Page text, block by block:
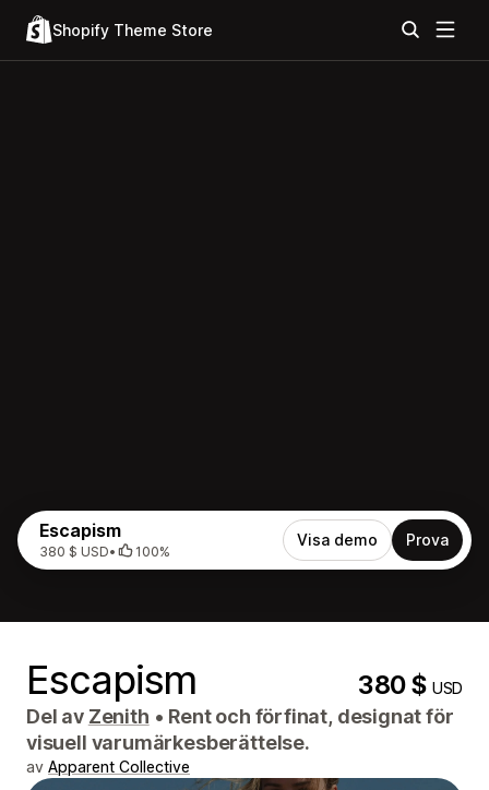
Shopify Theme Store
Escapism
380 $ USD• 100%
Visa demo Prova
Escapism 380 $USD
Del av Zenith • Rent och förfinat, designat för
visuell varumärkesberättelse.
av Apparent Collective